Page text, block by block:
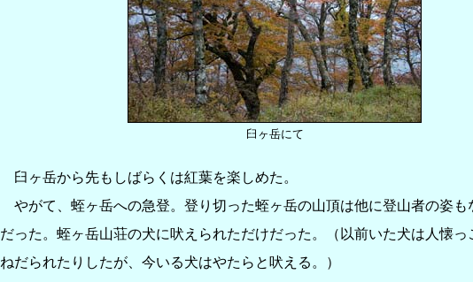
臼ヶ岳にて
臼ヶ岳から先もしばらくは紅葉を楽しめた。
やがて、蛭ヶ岳への急登。登り切った蛭ヶ岳の山頂は他に登山者の姿も
だった。蛭ヶ岳山荘の犬に吠えられただけだった。（以前いた犬は人懐っ
ねだられたりしたが、今いる犬はやたらと吠える。）